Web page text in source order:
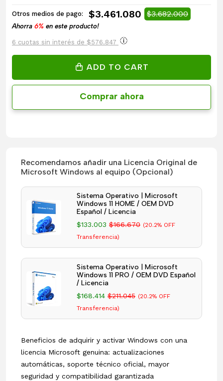
Otros medios de pago: $3.461.080 $3.682.000
Ahorra 6% en este producto!
6 cuotas sin interés de $576.847
ADD TO CART
Comprar ahora
Recomendamos añadir una Licencia Original de
Microsoft Windows al equipo (Opcional)
Sistema Operativo | Microsoft
Windows 11 HOME / OEM DVD
Español / Licencia
$133.003 $166.670 (20.2% OFF
Transferencia)
Sistema Operativo | Microsoft
Windows 11 PRO / OEM DVD Español
/ Licencia
$168.414 $211.045 (20.2% OFF
Transferencia)
Beneficios de adquirir y activar Windows con una
licencia Microsoft genuina: actualizaciones
automáticas, soporte técnico oficial, mayor
seguridad y compatibilidad garantizada